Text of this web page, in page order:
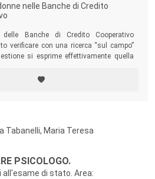
nelle Banche di Credito
delle Banche di Credito Cooperativo
verificare con una ricerca “sul campo”
si esprime effettivamente quella
nome.
Tabanelli, Maria Teresa
PSICOLOGO.
all'esame di stato. Area: